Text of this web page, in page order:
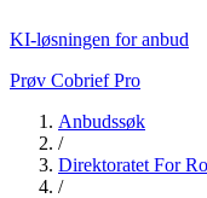
KI-løsningen for anbud
Prøv Cobrief Pro
Anbudssøk
/
Direktoratet For
/